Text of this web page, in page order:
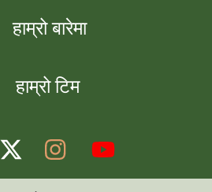
हाम्रो बारेमा
हाम्रो टिम